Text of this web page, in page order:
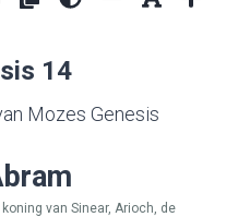
14
Mozes Genesis
van Sinear, Arioch, de